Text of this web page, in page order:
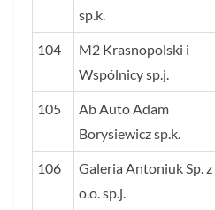
sp.k.
104
M2 Krasnopolski i
Wspólnicy sp.j.
105
Ab Auto Adam
Borysiewicz sp.k.
106
Galeria Antoniuk Sp. z
o.o. sp.j.